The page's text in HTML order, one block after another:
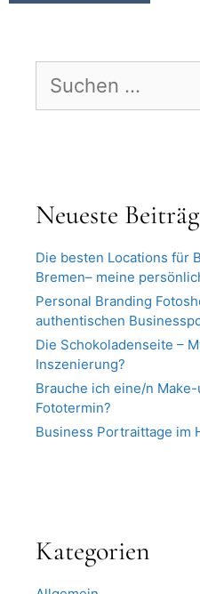
nach:
Neueste
Die besten Locations für
Bremen– meine
Personal Branding
authentischen
Die Schokoladenseite –
Inszenierung?
Brauche ich eine/n
Fototermin?
Business Portraittage im
Kategorien